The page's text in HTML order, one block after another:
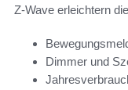
Z-Wave erleichtern
Dimmer und